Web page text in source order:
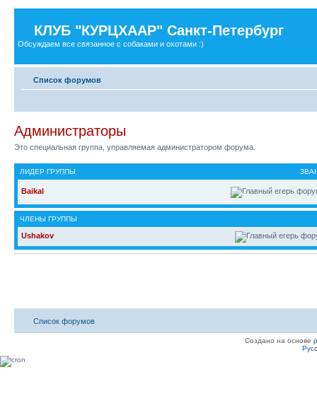
КЛУБ "КУРЦХААР" Санкт-Петербург
Обсуждаем все связанное с собаками и охотами :)
Список форумов
Администраторы
Это специальная группа, управляемая администратором форума.
ЛИДЕР ГРУППЫ
Baikal
ЧЛЕНЫ ГРУППЫ
Ushakov
Список форумов
Создано на основе